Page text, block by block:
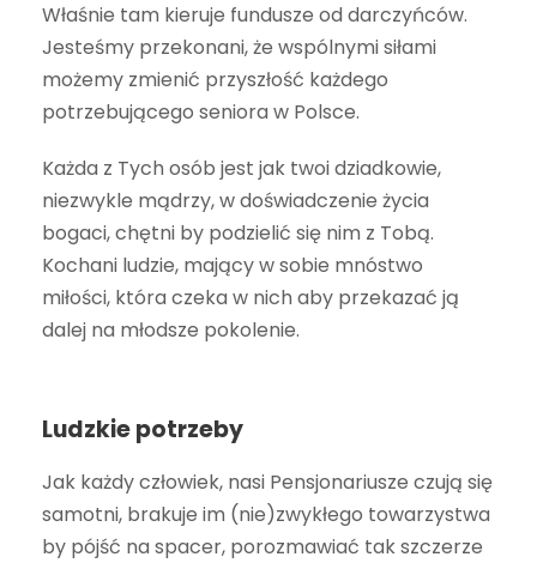
Właśnie tam kieruje fundusze od darczyńców.
Jesteśmy przekonani, że wspólnymi siłami
możemy zmienić przyszłość każdego
potrzebującego seniora w Polsce.
Każda z Tych osób jest jak twoi dziadkowie,
niezwykle mądrzy, w doświadczenie życia
bogaci, chętni by podzielić się nim z Tobą.
Kochani ludzie, mający w sobie mnóstwo
miłości, która czeka w nich aby przekazać ją
dalej na młodsze pokolenie.
Ludzkie potrzeby
Jak każdy człowiek, nasi Pensjonariusze czują się
samotni, brakuje im (nie)zwykłego towarzystwa
by pójść na spacer, porozmawiać tak szczerze